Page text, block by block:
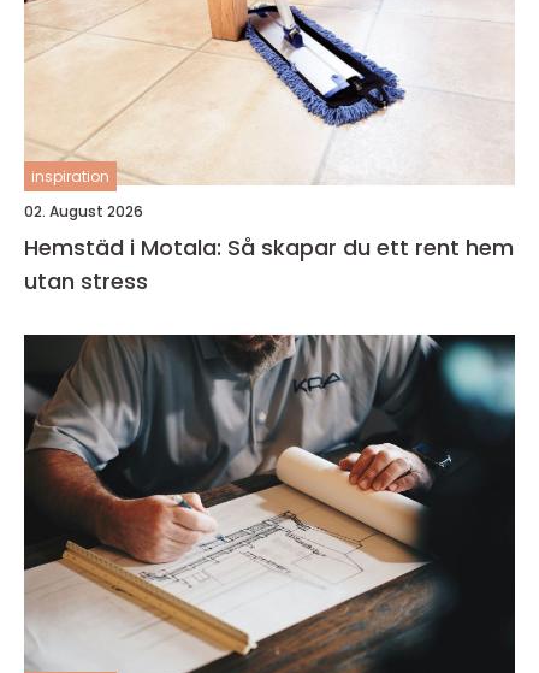
inspiration
02. August 2026
Hemstäd i Motala: Så skapar du ett rent hem
utan stress